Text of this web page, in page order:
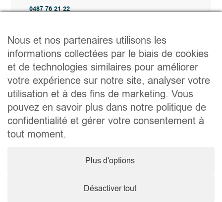
0487 76 21 22
Acheter
Louer
Vendre
Contact
Liens utiles
Conseils pratiques pour vendre ou louer
Préparer un déménagement
Documents utiles
Notaire.be
Agent immobilier courtier, agrégation octroyée en Belgique
Nous et nos partenaires utilisons les
informations collectées par le biais de cookies
et de technologies similaires pour améliorer
votre expérience sur notre site, analyser votre
utilisation et à des fins de marketing. Vous
pouvez en savoir plus dans notre politique de
confidentialité et gérer votre consentement à
tout moment.
Plus d'options
Désactiver tout